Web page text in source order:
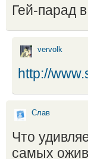
Гей-парад
vervolk
http://
Слав
Что
самых